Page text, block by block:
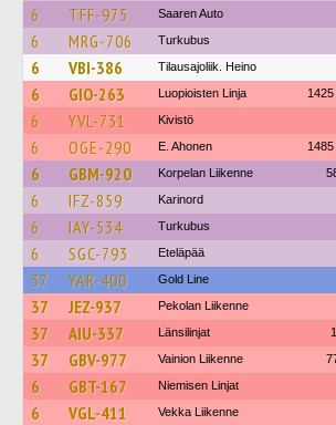
6 TFF-975 Saaren Auto
6 MRG-706 Turkubus
6 VBI-386 Tilausajoliik. Heino
6 GIO-263 Luopioisten Linja
6 YVL-731 Kivistö
6 OGE-290 E. Ahonen
6 GBM-920 Korpelan Liikenne
6 IFZ-859 Karinord
6 IAY-534 Turkubus
6 SGC-793 Eteläpää
37 YAR-400 Gold Line
37 JEZ-937 Pekolan Liikenne
37 AIU-337 Länsilinjat
37 GBV-977 Vainion Liikenne
6 GBT-167 Niemisen Linjat
6 VGL-411 Vekka Liikenne